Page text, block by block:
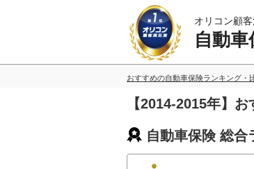
オリコン顧
自動車
おすすめの自動車保険ランキング・
【2014-2015年】
自動車保険 総合